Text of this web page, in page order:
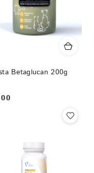
Betaglucan 200g